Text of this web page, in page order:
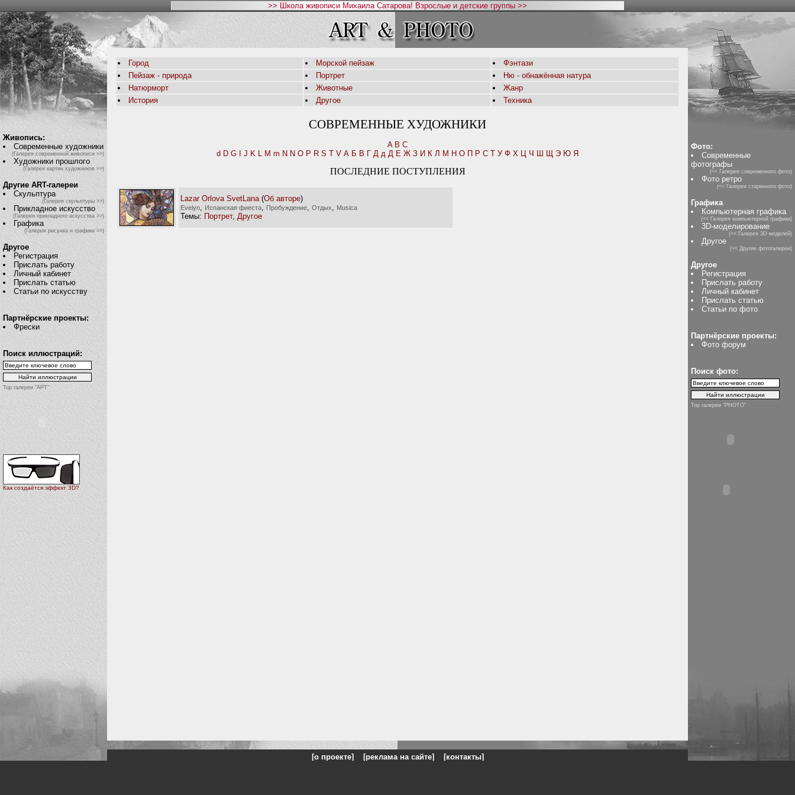
>> Школа живописи Михаила Сатарова! Взрослые и детские группы >>
Живопись:
Современные художники
(Галерея современной живописи >>)
Художники прошлого
(Галерея картин художников >>)
Другие ART-галереи
Скульптура
(Галерея скульптуры >>)
Прикладное искусство
(Галерея прикладного искусства >>)
Графика
(Галерея рисунка и графики >>)
Другое
Регистрация
Прислать работу
Личный кабинет
Прислать статью
Статьи по искусству
Партнёрские проекты:
Фрески
Поиск иллюстраций:
Top галереи "АРТ"
Как создаётся эффект 3D?
Город Морской пейзаж
Фэнтази
Пейзаж - природа
Портрет
Ню - обнажённая натура
Натюрморт
Животные
Жанр
История
Другое Техника
СОВРЕМЕННЫЕ ХУДОЖНИКИ
A B C
d D G J K L M m N N O P R S T V А Б В Г Д д Д Е Ж З И К Л М Н О П Р С Т У Ф Х Ц Ч Ш Щ Э Ю Я
ПОСЛЕДНИЕ ПОСТУПЛЕНИЯ
Lazar Orlova SvetLana (Об авторе)
Evelyn Испанская фиеста Пробуждение Отдых Musica
Темы: Портрет, Другое
Фото:
Современные
фотографы
(<< Галерея современного фото)
Фото ретро
(<< Галереи старинного фото)
Графика
Компьютерная графика
(<< Галерея компьютерной графики)
3D-моделирование
(<< Галерея 3D-моделей)
Другое
(<< Другие фотогалереи)
Другое
Регистрация
Прислать работу
Личный кабинет
Прислать статью
Статьи по фото
Партнёрские проекты:
Фото форум
Поиск фото:
Top галереи "PHOTO"
[о проекте] [реклама на сайте] [контакты]